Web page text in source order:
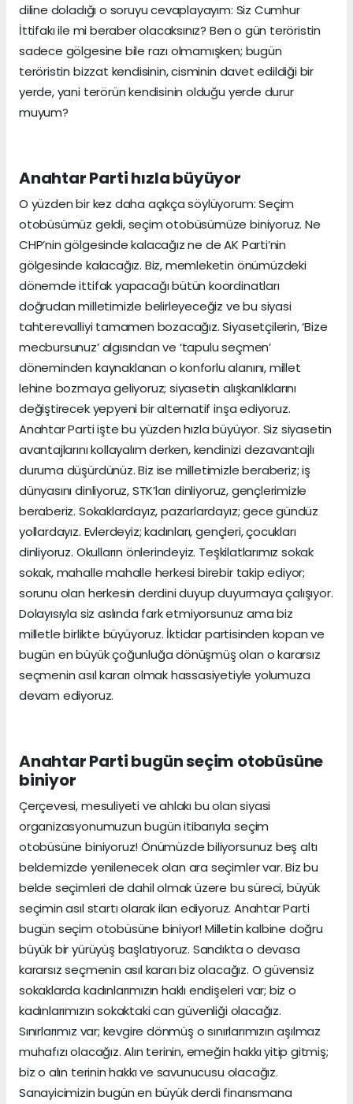
diline doladığı o soruyu cevaplayayım: Siz Cumhur
İttifakı ile mi beraber olacaksınız? Ben o gün teröristin
sadece gölgesine bile razı olmamışken; bugün
teröristin bizzat kendisinin, cisminin davet edildiği bir
yerde, yani terörün kendisinin olduğu yerde durur
muyum?
Anahtar Parti hızla büyüyor
O yüzden bir kez daha açıkça söylüyorum: Seçim
otobüsümüz geldi, seçim otobüsümüze biniyoruz. Ne
CHP’nin gölgesinde kalacağız ne de AK Parti’nin
gölgesinde kalacağız. Biz, memleketin önümüzdeki
dönemde ittifak yapacağı bütün koordinatları
doğrudan milletimizle belirleyeceğiz ve bu siyasi
tahterevalliyi tamamen bozacağız. Siyasetçilerin, ‘Bize
mecbursunuz’ algısından ve ‘tapulu seçmen’
döneminden kaynaklanan o konforlu alanını, millet
lehine bozmaya geliyoruz; siyasetin alışkanlıklarını
değiştirecek yepyeni bir alternatif inşa ediyoruz.
Anahtar Parti işte bu yüzden hızla büyüyor. Siz siyasetin
avantajlarını kollayalım derken, kendinizi dezavantajlı
duruma düşürdünüz. Biz ise milletimizle beraberiz; iş
dünyasını dinliyoruz, STK’ları dinliyoruz, gençlerimizle
beraberiz. Sokaklardayız, pazarlardayız; gece gündüz
yollardayız. Evlerdeyiz; kadınları, gençleri, çocukları
dinliyoruz. Okulların önlerindeyiz. Teşkilatlarımız sokak
sokak, mahalle mahalle herkesi birebir takip ediyor;
sorunu olan herkesin derdini duyup duyurmaya çalışıyor.
Dolayısıyla siz aslında fark etmiyorsunuz ama biz
milletle birlikte büyüyoruz. İktidar partisinden kopan ve
bugün en büyük çoğunluğa dönüşmüş olan o kararsız
seçmenin asıl kararı olmak hassasiyetiyle yolumuza
devam ediyoruz.
Anahtar Parti bugün seçim otobüsüne
biniyor
Çerçevesi, mesuliyeti ve ahlakı bu olan siyasi
organizasyonumuzun bugün itibarıyla seçim
otobüsüne biniyoruz! Önümüzde biliyorsunuz beş altı
beldemizde yenilenecek olan ara seçimler var. Biz bu
belde seçimleri de dahil olmak üzere bu süreci, büyük
seçimin asıl startı olarak ilan ediyoruz. Anahtar Parti
bugün seçim otobüsüne biniyor! Milletin kalbine doğru
büyük bir yürüyüş başlatıyoruz. Sandıkta o devasa
kararsız seçmenin asıl kararı biz olacağız. O güvensiz
sokaklarda kadınlarımızın haklı endişeleri var; biz o
kadınlarımızın sokaktaki can güvenliği olacağız.
Sınırlarımız var; kevgire dönmüş o sınırlarımızın aşılmaz
muhafızı olacağız. Alın terinin, emeğin hakkı yitip gitmiş;
biz o alın terinin hakkı ve savunucusu olacağız.
Sanayicimizin bugün en büyük derdi finansmana